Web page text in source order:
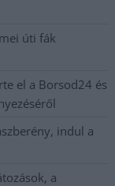
úti fák
el a Borsod24 és
indul a
a